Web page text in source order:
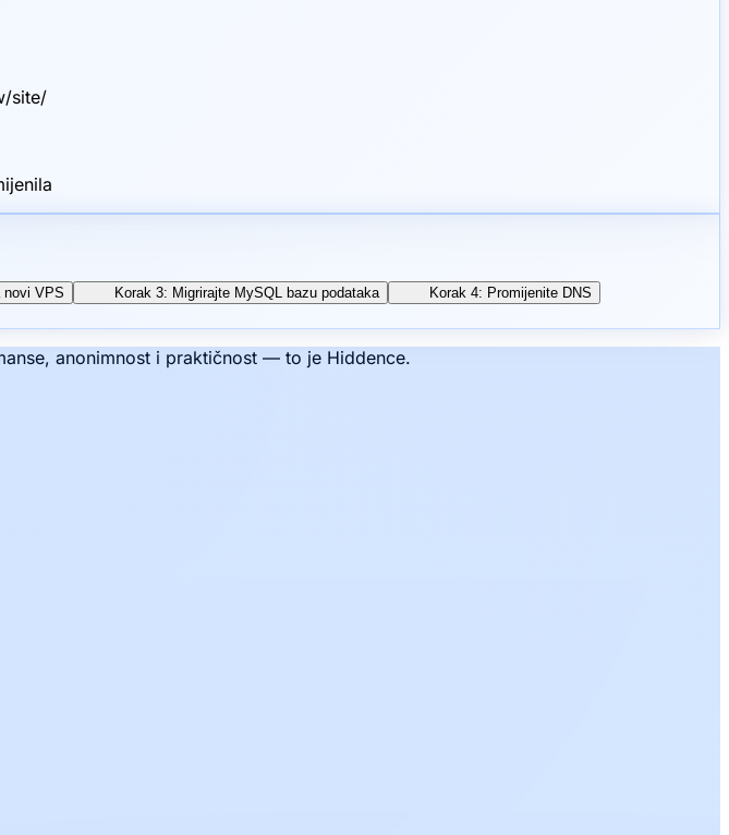
site/
novi VPS Korak 3: Migrirajte MySQL bazu podataka
Korak 4: Promijenite DNS
anonimnost i praktičnost — to je Hiddence.